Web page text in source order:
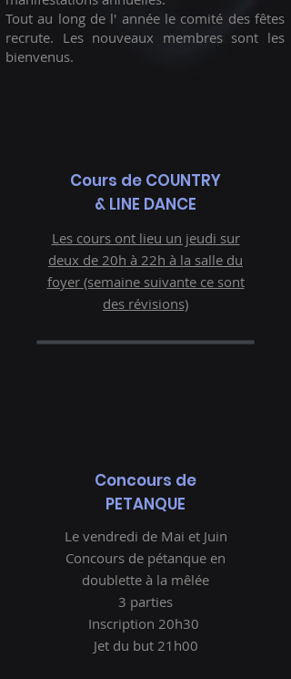
Tout au long de l' année le comité des fêtes
recrute. Les nouveaux membres sont les
bienvenus.
Cours de COUNTRY
& LINE DANCE
Les cours ont lieu un jeudi sur
deux de 20h à 22h à la salle du
foyer (semaine suivante ce sont
des révisions)
Concours de
PETANQUE
Le vendredi de Mai et Juin
Concours de pétanque en
doublette à la mêlée
3 parties
Inscription 20h30
Jet du but 21h00